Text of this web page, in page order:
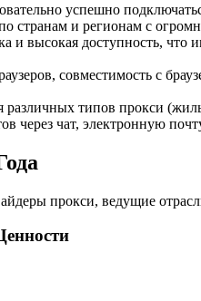
успешно
странам и регионам с
и высокая доступность, что
совместимость с
различных типов прокси
через чат, электронную
прокси, ведущие